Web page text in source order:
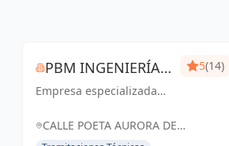
PBM INGENIERÍA
MÁLAGA
Empresa especializada
acústica. Expedición de
5(14)
CALLE POETA AURORA DE
ALBORNOZ, 4, LOCAL 9, España